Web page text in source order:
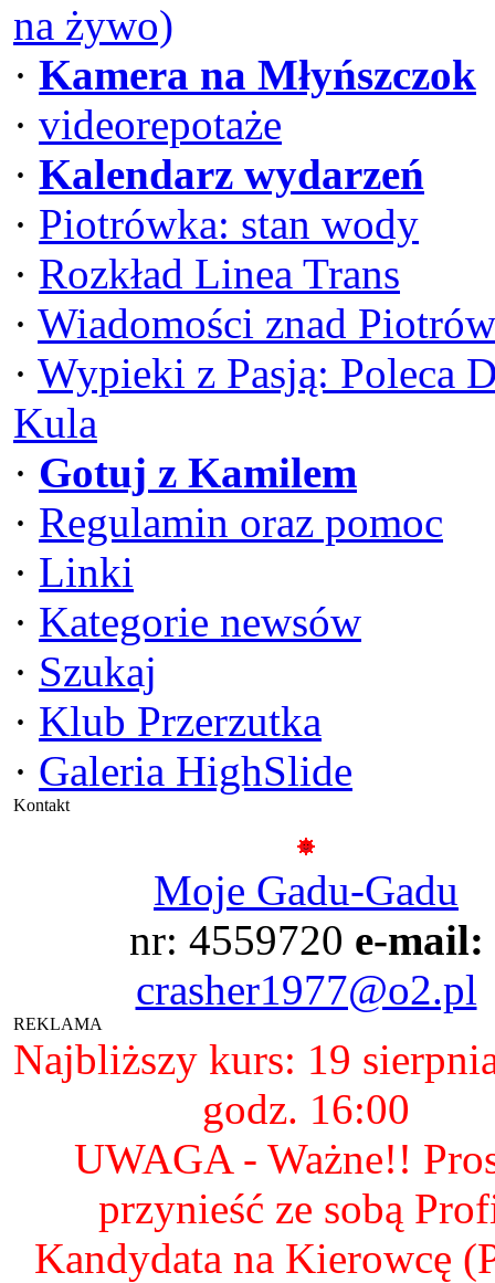
na żywo)
· Kamera na Młyńszczok
· videorepotaże
· Kalendarz wydarzeń
· Piotrówka: stan wody
· Rozkład Linea Trans
· Wiadomości znad
· Wypieki z Pasją: Poleca
Kula
· Gotuj z Kamilem
· Regulamin oraz pomoc
· Linki
· Kategorie newsów
· Szukaj
· Klub Przerzutka
· Galeria HighSlide
Kontakt
Moje Gadu-Gadu
nr: 4559720 e-mail:
crasher1977@o2.pl
REKLAMA
Najbliższy kurs: 19
godz. 16:00
UWAGA - Ważne!!
przynieść ze sobą
Kandydata na Kierowcę